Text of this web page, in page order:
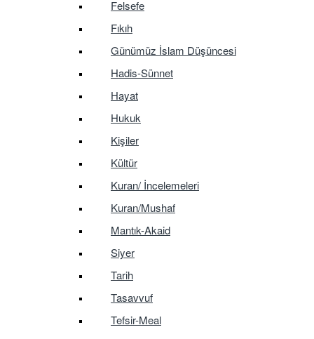
Felsefe
Fıkıh
Günümüz İslam Düşüncesi
Hadis-Sünnet
Hayat
Hukuk
Kişiler
Kültür
Kuran/ İncelemeleri
Kuran/Mushaf
Mantık-Akaid
Siyer
Tarih
Tasavvuf
Tefsir-Meal